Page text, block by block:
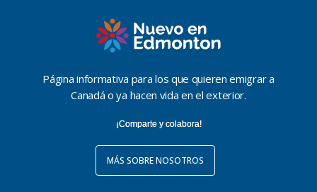
Página informativa para los que quieren emigrar a
Canadá o ya hacen vida en el exterior.
¡Comparte y colabora!
MÁS SOBRE NOSOTROS